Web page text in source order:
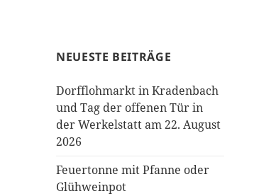
NEUESTE BEITRÄGE
Dorfflohmarkt in Kradenbach
und Tag der offenen Tür in
der Werkelstatt am 22. August
2026
Feuertonne mit Pfanne oder
Glühweinpot